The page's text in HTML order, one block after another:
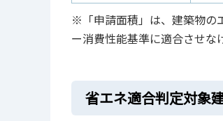
※「申請面積」は、建築物の
ー消費性能基準に適合させな
省エネ適合判定対象